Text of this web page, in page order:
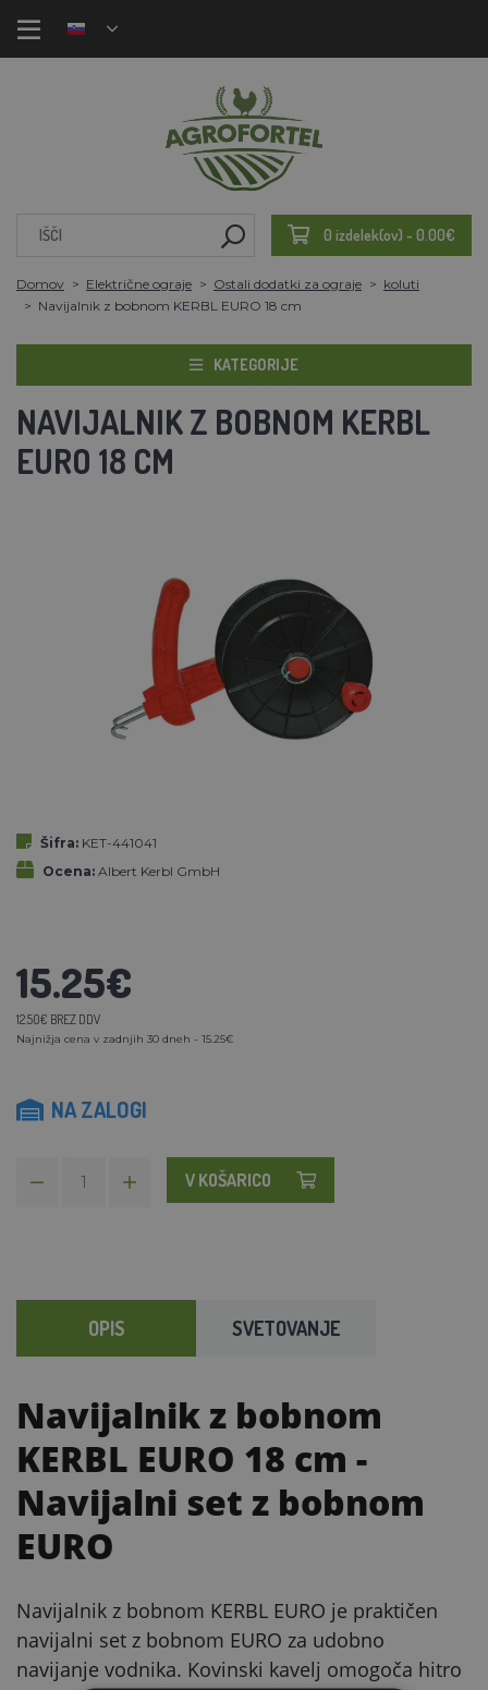
0 izdelek(ov) - 0.00€
Domov Električne ograje Ostali dodatki za ograje
koluti
Navijalnik z bobnom KERBL EURO 18 cm
KATEGORIJE
NAVIJALNIK Z BOBNOM KERBL
EURO 18 CM
Šifra: KET-441041
Ocena: Albert Kerbl GmbH
15.25€
12.50€ BREZ DDV
Najnižja cena v zadnjih 30 dneh - 15.25€
NA ZALOGI
V KOŠARICO
OPIS SVETOVANJE
Navijalnik z bobnom
KERBL EURO 18 cm -
Navijalni set z bobnom
EURO
Navijalnik z bobnom KERBL EURO je praktičen
navijalni set z bobnom EURO za udobno
navijanje vodnika. Kovinski kavelj omogoča hitro